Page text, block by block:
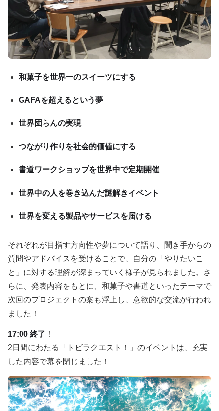
和菓子を世界一のスイーツにする
GAFAを超えるという夢
世界団らんの実現
つながり作りを社会的価値にする
書道ワークショップを世界中で定期開催
世界中の人を巻き込んだ謎解きイベント
世界を変える製品やサービスを届ける
それぞれが目指す方向性や夢について語り、聞き手からの
質問やアドバイスを受けることで、自分の「やりたいこ
と」に対する理解が深まっていく様子が見られました。さ
らに、発表内容をもとに、和菓子や書道といったテーマで
次回のプロジェクトの案も浮上し、意欲的な交流が行われ
ました！
17:00 終了 ！
2日間にわたる「トビラクエスト！」のイベントは、充実
した内容で幕を閉じました！